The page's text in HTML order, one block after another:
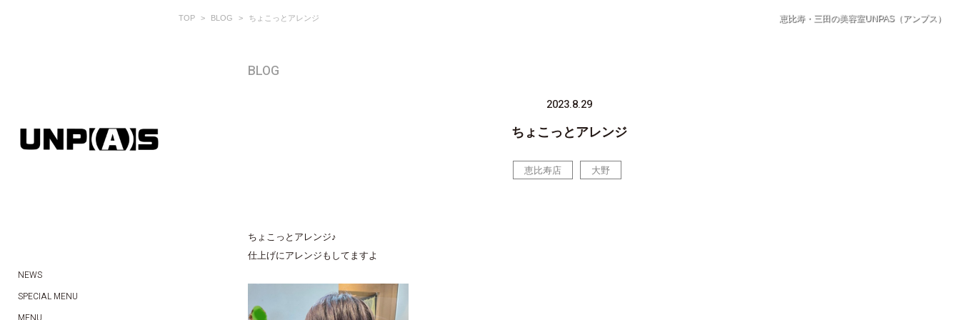
TOP BLOG ちょこっとアレンジ 恵比寿・三田の美容室UNPAS（アンプス）
NEWS
SPECIAL MENU
BLOG
2023.8.29
ちょこっとアレンジ
恵比寿店 大野
ちょこっとアレンジ♪
仕上げにアレンジもしてますよ